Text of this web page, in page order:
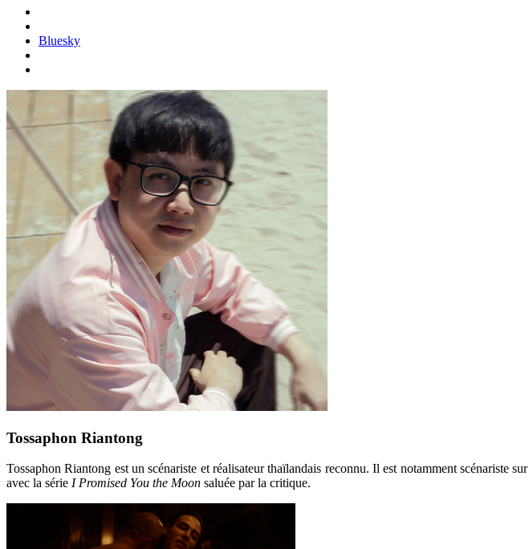
Bluesky
Tossaphon Riantong
Tossaphon Riantong est un scénariste et réalisateur thaïlandais reconnu. Il est notamment scénariste sur
avec la série I Promised You the Moon saluée par la critique.